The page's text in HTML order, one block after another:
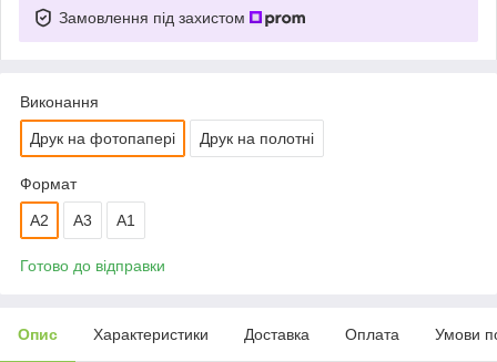
Замовлення під захистом
Виконання
Друк на фотопапері Друк на полотні
Формат
A2 A3 А1
Готово до відправки
Опис Характеристики Доставка Оплата Умови